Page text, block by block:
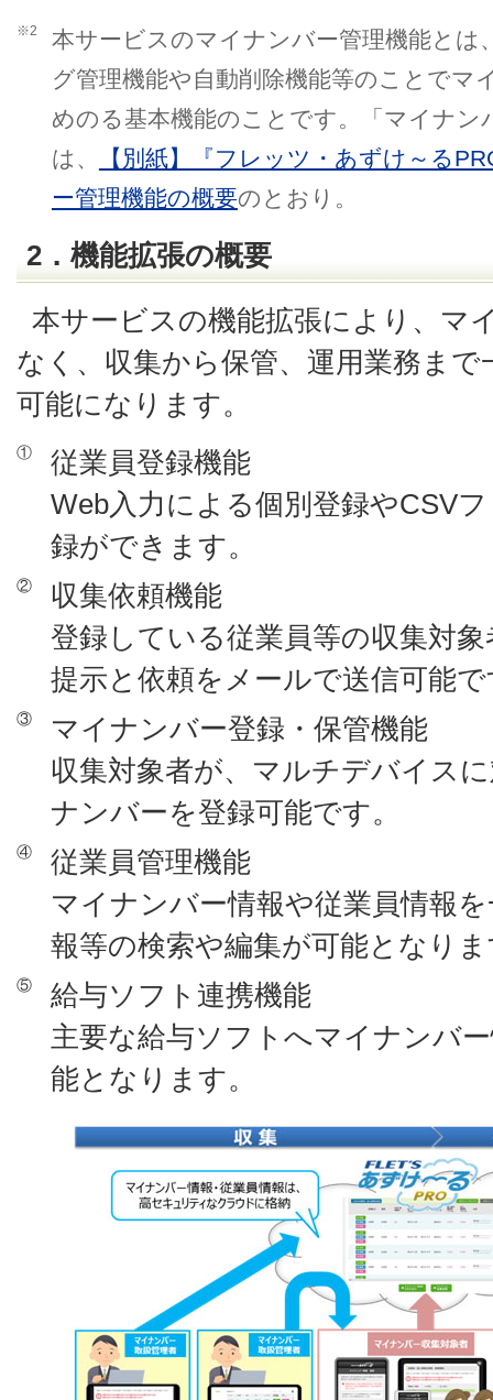
※2
本サービスのマイナンバー管理機能とは
グ管理機能や自動削除機能等のことでマ
めのる基本機能のことです。「マイナン
は、
【別紙】『フレッツ・あずけ～る
ー管理機能の概要のとおり。
2．機能拡張の概要
本サービスの機能拡張により、マ
なく、収集から保管、運用業務ま
可能になります。
①
従業員登録機能
Web入力による個別登録やCSV
録ができます。
②
収集依頼機能
登録している従業員等の収集対
提示と依頼をメールで送信可能
③
マイナンバー登録・保管機能
収集対象者が、マルチデバイス
ナンバーを登録可能です。
④
従業員管理機能
マイナンバー情報や従業員情報
報等の検索や編集が可能となり
⑤
給与ソフト連携機能
主要な給与ソフトへマイナンバ
能となります。